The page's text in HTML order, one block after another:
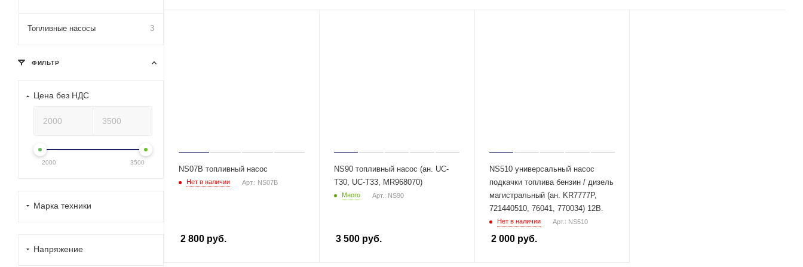
NS07B топливный насос
Нет в наличии Арт.: NS07B
2 800 руб.
NS90 топливный насос (ан. UC-
T30, UC-T33, MR968070)
Много Арт.: NS90
3 500руб.
NS510 универсальный насос
подкачки топлива бензин / дизель
магистральный (ан. KR7777P,
721440510, 76041, 770034) 12В.
Нет в наличии Арт.: NS510
2 000руб.
Топливные насосы 3
ФИЛЬТР
Цена без НДС
2000 3500
Марка техники
Напряжение